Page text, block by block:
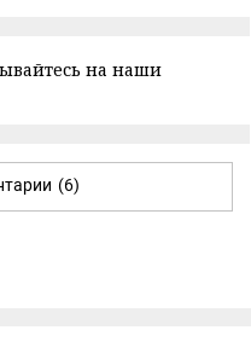
на наши
(6)